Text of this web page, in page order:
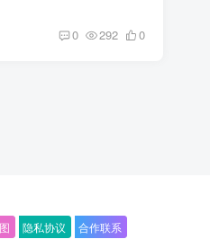
0 292 0
隐私协议 合作联系